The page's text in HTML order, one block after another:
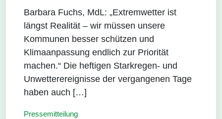
Barbara Fuchs, MdL: „Extremwetter ist
längst Realität – wir müssen unsere
Kommunen besser schützen und
Klimaanpassung endlich zur Priorität
machen.“ Die heftigen Starkregen- und
Unwetterereignisse der vergangenen Tage
haben auch […]
Pressemitteilung